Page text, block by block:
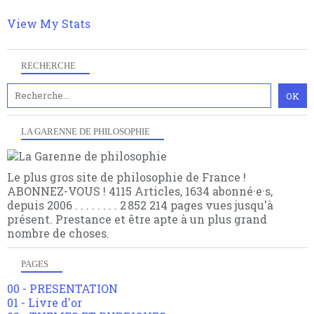
RECHERCHE
LA GARENNE DE PHILOSOPHIE
Le plus gros site de philosophie de France !
ABONNEZ-VOUS ! 4115 Articles, 1634 abonné·e·s,
depuis 2006 . . . . . . . . 2 852 214 pages vues jusqu'à
présent. Prestance et être apte à un plus grand
nombre de choses.
PAGES
00 - PRESENTATION
01 - Livre d'or
View My Stats